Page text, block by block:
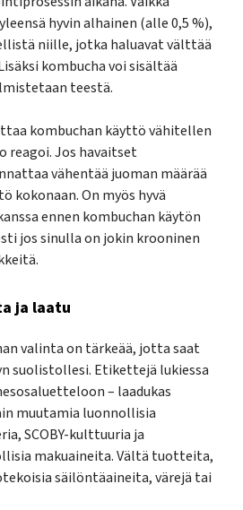
hyvin alhainen (alle 0,5 %),
niille, jotka haluavat välttää
kombucha voi sisältää
teestä.
kombuchan käyttö vähitellen
reagoi. Jos havaitset
vähentää juoman määrää
kokonaan. On myös hyvä
ennen kombuchan käytön
jos sinulla on jokin krooninen
ja laatu
valinta on tärkeää, jotta saat
suolistollesi. Etikettejä lukiessa
– laadukas
muutamia luonnollisia
SCOBY-kulttuuria ja
makuaineita. Vältä tuotteita,
säilöntäaineita, värejä tai